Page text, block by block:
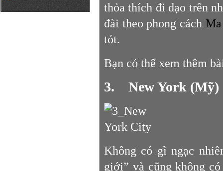
thỏa thích đi dạo trên
đài theo phong cách
tót.
Bạn có thể xem thêm
3. New York (Mỹ)
Không có gì ngạc
giới” và cũng không